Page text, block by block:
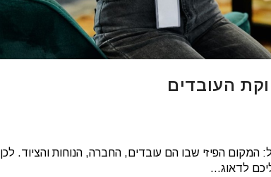
העובדים
הפיזי שבו הם עובדים, החברה, הנוחות והציוד. לכן
לדאוג…